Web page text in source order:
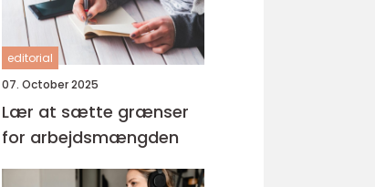
editorial
07. October 2025
Lær at sætte grænser
for arbejdsmængden